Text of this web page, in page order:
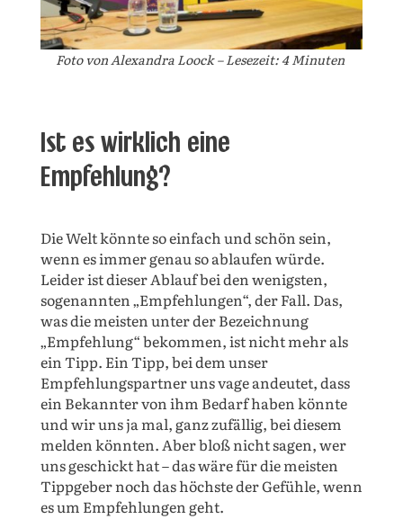
Foto von Alexandra Loock – Lesezeit: 4 Minuten
Ist es wirklich eine
Empfehlung?
Die Welt könnte so einfach und schön sein,
wenn es immer genau so ablaufen würde.
Leider ist dieser Ablauf bei den wenigsten,
sogenannten „Empfehlungen“, der Fall. Das,
was die meisten unter der Bezeichnung
„Empfehlung“ bekommen, ist nicht mehr als
ein Tipp. Ein Tipp, bei dem unser
Empfehlungspartner uns vage andeutet, dass
ein Bekannter von ihm Bedarf haben könnte
und wir uns ja mal, ganz zufällig, bei diesem
melden könnten. Aber bloß nicht sagen, wer
uns geschickt hat – das wäre für die meisten
Tippgeber noch das höchste der Gefühle, wenn
es um Empfehlungen geht.